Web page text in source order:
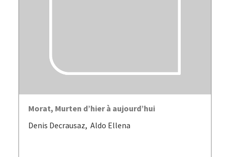
LIRE LA SUITE
Morat, Murten d’hier à aujourd’hui
Denis Decrausaz, Aldo Ellena